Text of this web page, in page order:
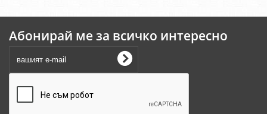
Абонирай ме за всичко интересно